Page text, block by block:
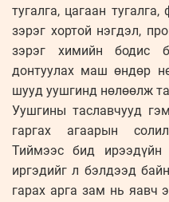
тугалга, цагаан
зэрэг хортой нэгдэл,
зэрэг химийн бодис
донтуулах маш өндөр
шууд уушгинд нөлөөлж
Уушгины таславчууд
гаргах агаарын
Тиймээс бид ирээдүйн
иргэдийг л бэлдээд
гарах арга зам нь яавч